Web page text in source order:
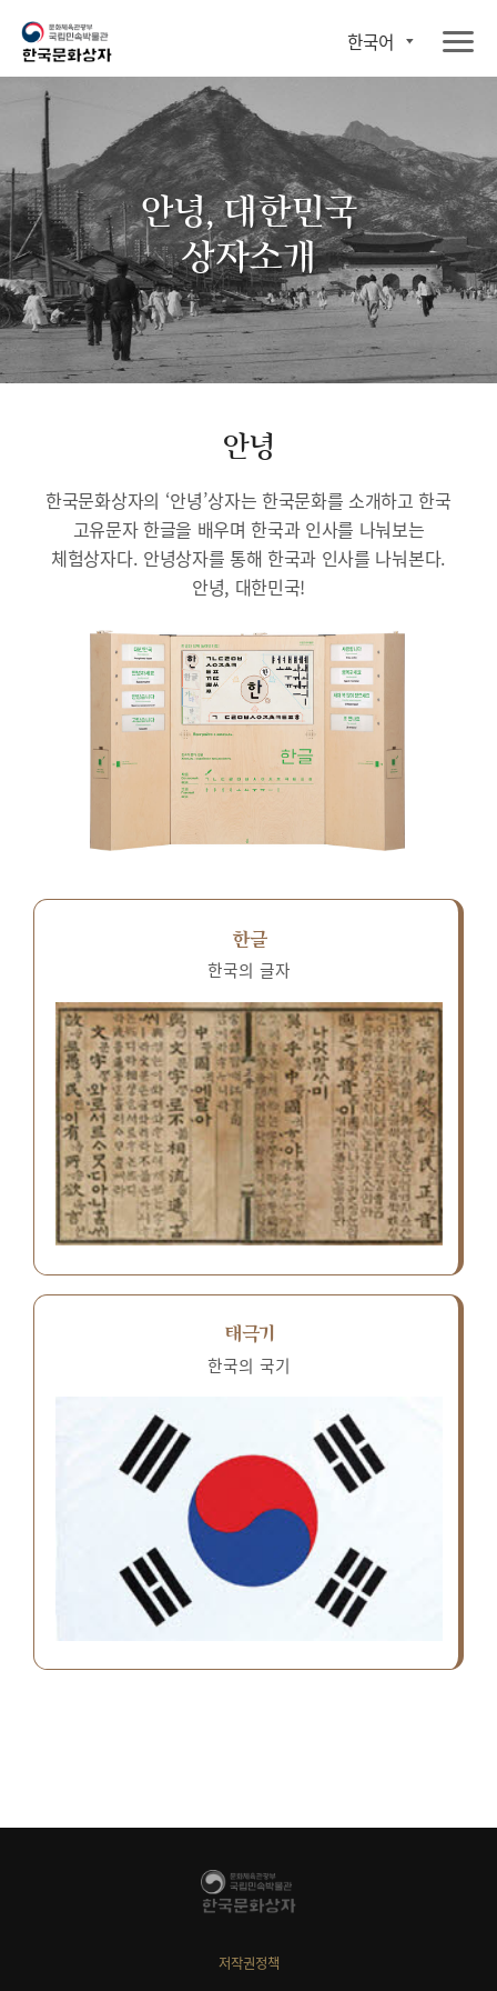
한국어
안녕, 대한민국
상자소개
안녕
한국문화상자의 ‘안녕’상자는 한국문화를 소개하고 한국
고유문자 한글을 배우며 한국과 인사를 나눠보는
체험상자다. 안녕상자를 통해 한국과 인사를 나눠본다.
안녕, 대한민국!
한글
한국의 글자
태극기
한국의 국기
저작권정책